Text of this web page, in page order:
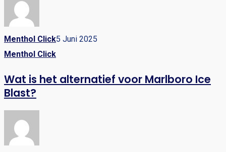
Menthol Click5 Juni 2025
Menthol Click
Wat is het alternatief voor Marlboro Ice
Blast?